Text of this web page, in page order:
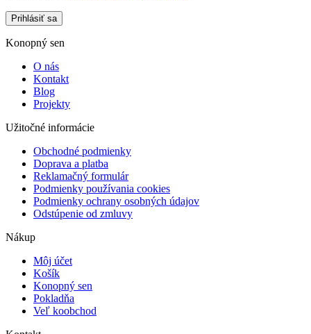
Prihlásiť sa
Konopný sen
O nás
Kontakt
Blog
Projekty
Užitočné informácie
Obchodné podmienky
Doprava a platba
Reklamačný formulár
Podmienky používania cookies
Podmienky ochrany osobných údajov
Odstúpenie od zmluvy
Nákup
Môj účet
Košík
Konopný sen
Pokladňa
Veľ koobchod